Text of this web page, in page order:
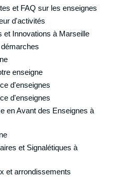
et FAQ sur les enseignes
d'activités
et Innovations à Marseille
enseigne
d'enseignes
d'enseignes
en Avant des Enseignes à
et Signalétiques à
et arrondissements